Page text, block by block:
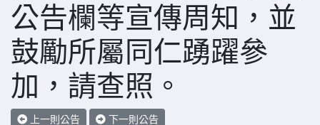
公告欄等宣傳周知，並
鼓勵所屬同仁踴躍參
加，請查照。
上一則公告 下一則公告